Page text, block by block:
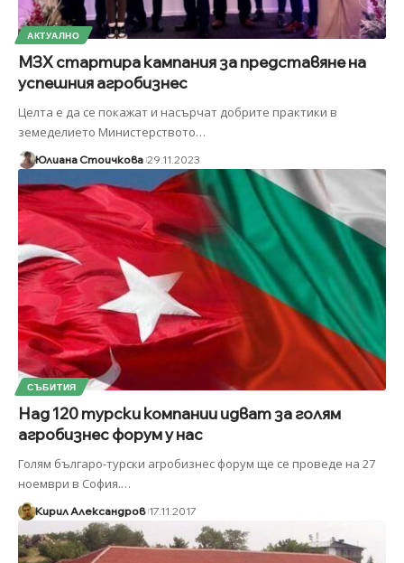
АКТУАЛНО
МЗХ стартира кампания за представяне на
успешния агробизнес
Целта е да се покажат и насърчат добрите практики в
земеделието Министерството…
Юлиана Стоичкова 29.11.2023
СЪБИТИЯ
Над 120 турски компании идват за голям
агробизнес форум у нас
Голям българо-турски агробизнес форум ще се проведе на 27
ноември в София.…
Кирил Александров 17.11.2017